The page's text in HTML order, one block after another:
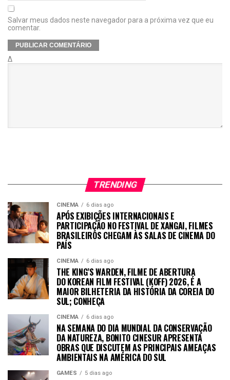
Salvar meus dados neste navegador para a próxima vez que eu
comentar.
Δ
TRENDING
CINEMA 6 dias ago
APÓS EXIBIÇÕES INTERNACIONAIS E
PARTICIPAÇÃO NO FESTIVAL DE XANGAI, FILMES
BRASILEIROS CHEGAM ÀS SALAS DE CINEMA DO
PAÍS
CINEMA 6 dias ago
THE KING’S WARDEN, FILME DE ABERTURA
DO KOREAN FILM FESTIVAL (KOFF) 2026, É A
MAIOR BILHETERIA DA HISTÓRIA DA COREIA DO
SUL; CONHEÇA
CINEMA 6 dias ago
NA SEMANA DO DIA MUNDIAL DA CONSERVAÇÃO
DA NATUREZA, BONITO CINESUR APRESENTA
OBRAS QUE DISCUTEM AS PRINCIPAIS AMEAÇAS
AMBIENTAIS NA AMÉRICA DO SUL
GAMES 5 dias ago